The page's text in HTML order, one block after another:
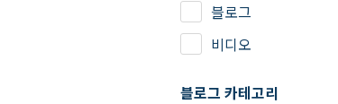
블로그
비디오
블로그 카테고리